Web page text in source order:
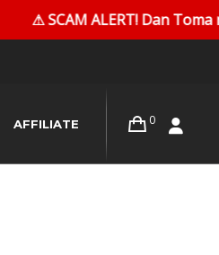
⚠ SCAM ALERT! Dan Toma
0
AFFILIATE